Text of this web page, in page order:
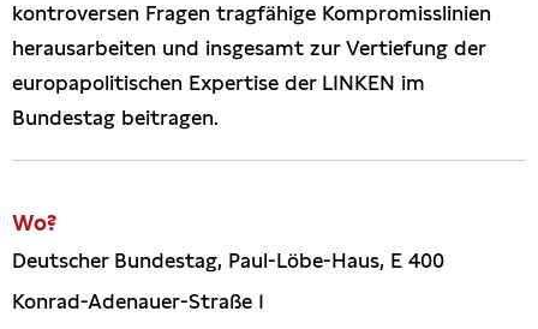
kontroversen Fragen tragfähige Kompromisslinien
herausarbeiten und insgesamt zur Vertiefung der
europapolitischen Expertise der LINKEN im
Bundestag beitragen.
Wo?
Deutscher Bundestag, Paul-Löbe-Haus, E 400
Konrad-Adenauer-Straße 1